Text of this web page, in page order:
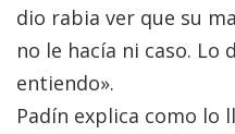
dio rabia ver que su
no le hacía ni caso.
entiendo».
Padín explica como lo